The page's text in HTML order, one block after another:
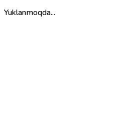
Yuklanmoqda...